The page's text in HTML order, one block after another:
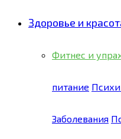
Здоровье и
Фитнес и
питание
Заболевания